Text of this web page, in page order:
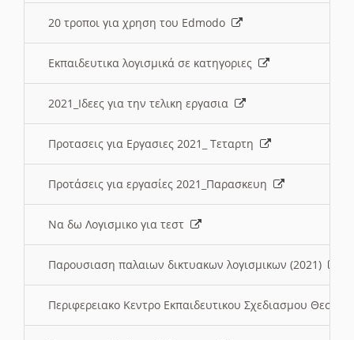
20 τροποι για χρηση του Edmodo
Εκπαιδευτικα λογισμικά σε κατηγοριες
2021_Ιδεες για την τελικη εργασια
Προτασεις για Εργασιες 2021_ Τεταρτη
Προτάσεις για εργασίες 2021_Παρασκευη
Να δω Λογισμικο για τεστ
Παρουσιαση παλαιων δικτυακων λογισμικων (2021)
Περιφερειακο Κεντρο Εκπαιδευτικου Σχεδιασμου